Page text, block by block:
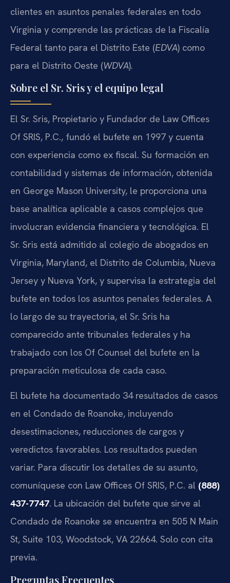
clientes en asuntos penales federales en todo
Virginia y comprende las prácticas de la Fiscalía
Federal tanto para el Distrito Este (EDVA) como
para el Distrito Oeste (WDVA).
Sobre el Sr. Sris y el equipo legal
El Sr. Sris, Propietario y Fundador de Law Offices
Of SRIS, P.C., fundó el bufete en 1997 y cuenta
con experiencia como ex fiscal. Su formación en
contabilidad y sistemas de información, obtenida
en George Mason University, le proporciona una
base analítica aplicable a casos complejos que
involucran evidencia financiera y tecnológica. El
Sr. Sris está admitido al colegio de abogados en
Virginia, Maryland, el Distrito de Columbia, Nueva
Jersey y Nueva York, y supervisa la estrategia del
bufete en todos los asuntos penales federales. A
lo largo de su trayectoria, el Sr. Sris ha
comparecido ante tribunales federales y ha
trabajado con los Of Counsel del bufete en la
preparación meticulosa de cada caso.
El bufete ha documentado 34 resultados de casos
en el Condado de Roanoke, incluyendo
desestimaciones, reducciones de cargos y
veredictos favorables. Los resultados pueden
variar. Para discutir los detalles de su asunto,
comuníquese con Law Offices Of SRIS, P.C. al (888)
437-7747. La ubicación del bufete que sirve al
Condado de Roanoke se encuentra en 505 N Main
St, Suite 103, Woodstock, VA 22664. Solo con cita
previa.
Preguntas Frecuentes